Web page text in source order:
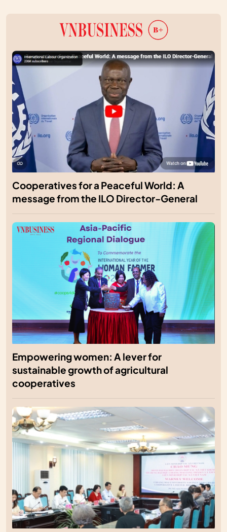
Cooperatives for a Peaceful World: A
message from the ILO Director-General
Empowering women: A lever for
sustainable growth of agricultural
cooperatives